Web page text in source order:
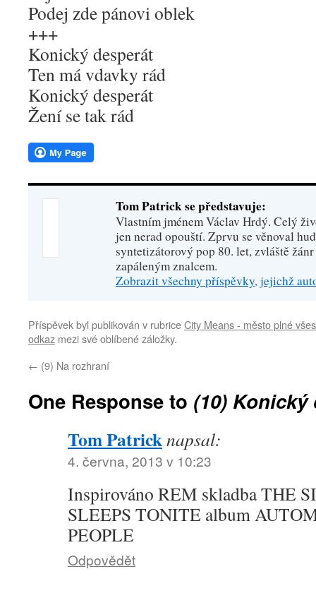
Podej zde pánovi oblek
+++
Konický desperát
Ten má vdavky rád
Konický desperát
Žení se tak rád
Tom Patrick se představuje:
Vlastním jménem Václav Hrdý. Celý
jen nerad opouští. Zprvu se věnoval
syntetizátorový pop 80. let, zvláště
zapáleným znalcem.
Zobrazit všechny příspěvky, jejichž
Příspěvek byl publikován v rubriceCity Means - město plné
odkaz mezi své oblíbené záložky.
← (9) Na rozhraní
One Response to (10) Konický
Tom Patricknapsal:
4. června, 2013 v 10:23
Inspirováno REM skladba THE
SLEEPS TONITE album
PEOPLE
Odpovědět